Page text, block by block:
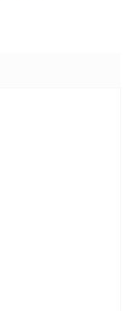
hvězdiček.
hvězdiček.
hvězdiček.